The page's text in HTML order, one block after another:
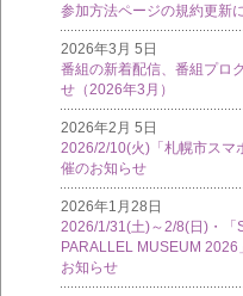
参加方法ページの規約更新
2026年3月 5日
番組の新着配信、番組プロ
せ（2026年3月）
2026年2月 5日
2026/2/10(火)「札幌市スマ
催のお知らせ
2026年1月28日
2026/1/31(土)～2/8(日)・「
PARALLEL MUSEUM
お知らせ